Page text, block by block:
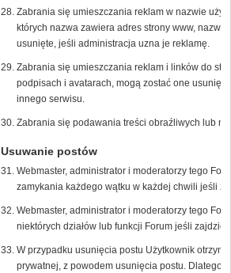
Zabrania się umieszczania reklam w nazwie
których nazwa zawiera adres strony www,
usunięte, jeśli administracja uzna je reklamę.
Zabrania się umieszczania reklam i linków do
podpisach i avatarach, mogą zostać one
innego serwisu.
Zabrania się podawania treści obraźliwych lub
Usuwanie postów
Webmaster, administrator i moderatorzy tego
zamykania każdego wątku w każdej chwili jeśli
Webmaster, administrator i moderatorzy tego
niektórych działów lub funkcji Forum jeśli zajdzie
W przypadku usunięcia postu Użytkownik
prywatnej, z powodem usunięcia postu. Dlatego